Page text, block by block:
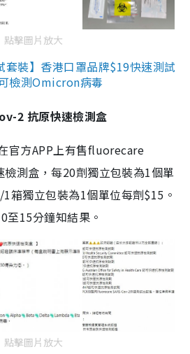
點擊圖片放大
套裝】香港口罩品牌$19快速測試
檢測Omicron病毒
2 抗原快速檢測盒
官方APP上有售fluorecare
檢測盒，每20劑獨立包裝為1個單
箱獨立包裝為1個單位每劑$15。
至15分鐘知結果。
點擊圖片放大